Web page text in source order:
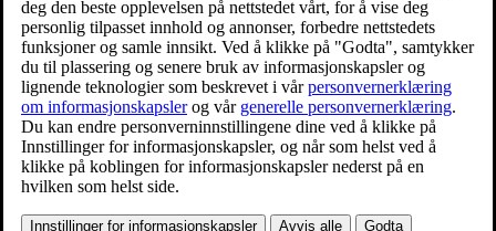
Reveal Event Volvo EX60
1/21/2026
Bokmerke
Del
Last ned